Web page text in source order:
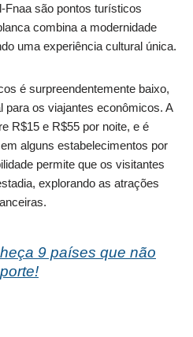
Fnaa são pontos turísticos
combina a modernidade
uma experiência cultural única.
é surpreendentemente baixo,
para os viajantes econômicos. A
R$15 e R$55 por noite, e é
alguns estabelecimentos por
permite que os visitantes
explorando as atrações
9 países que não